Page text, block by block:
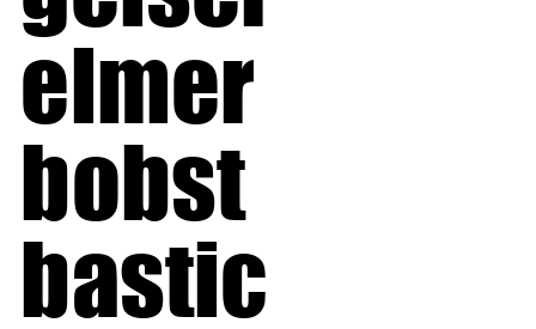
elmer
bobst
bastic